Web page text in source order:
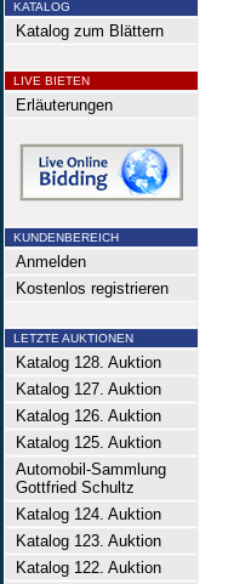
KATALOG
Katalog zum Blättern
LIVE BIETEN
Erläuterungen
KUNDENBEREICH
Anmelden
Kostenlos registrieren
LETZTE AUKTIONEN
Katalog 128. Auktion
Katalog 127. Auktion
Katalog 126. Auktion
Katalog 125. Auktion
Automobil-Sammlung
Gottfried Schultz
Katalog 124. Auktion
Katalog 123. Auktion
Katalog 122. Auktion